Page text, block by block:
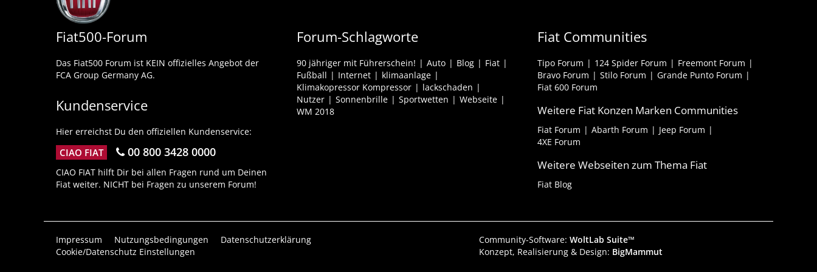
Fiat500-Forum
Das Fiat500 Forum ist KEIN offizielles Angebot der
FCA Group Germany AG.
Kundenservice
Hier erreichst Du den offiziellen Kundenservice:
CIAO FIAT 00 800 3428 0000
CIAO FIAT hilft Dir bei allen Fragen rund um Deinen
Fiat weiter. NICHT bei Fragen zu unserem Forum!
Forum-Schlagworte
90 jähriger mit Führerschein! Auto Blog
Fiat
Fußball
Internet
klimaanlage
Klimakopressor Kompressor
lackschaden
Nutzer
Sonnenbrille Sportwetten
Webseite
WM 2018
Fiat Communities
Tipo Forum 124 Spider Forum
Freemont Forum
Bravo Forum
Stilo Forum
Grande Punto Forum
Fiat 600 Forum
Weitere Fiat Konzen Marken Communities
Fiat Forum Abarth Forum
Jeep Forum
4XE Forum
Weitere Webseiten zum Thema Fiat
Fiat Blog
Impressum Nutzungsbedingungen
Datenschutzerklärung
Cookie/Datenschutz Einstellungen
Community-Software: WoltLab Suite™
Konzept, Realisierung & Design: BigMammut